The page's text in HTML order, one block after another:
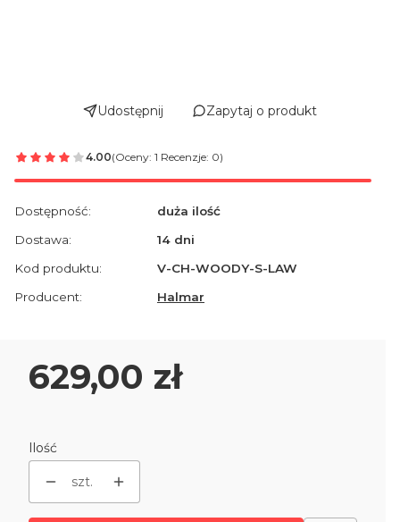
Udostępnij Zapytaj o produkt
4.00(Oceny: 1 Recenzje: 0)
Dostępność:
duża ilość
Dostawa:
14 dni
Kod produktu:
V-CH-WOODY-S-LAW
Producent:
Halmar
Cena
629,00 zł
Ilość
szt.